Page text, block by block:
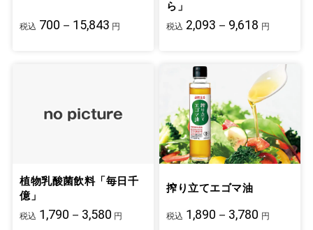
税込 700－15,843 円
ら」
税込 2,093－9,618 円
植物乳酸菌飲料「毎日千
億」
税込 1,790－3,580 円
搾り立てエゴマ油
税込 1,890－3,780 円